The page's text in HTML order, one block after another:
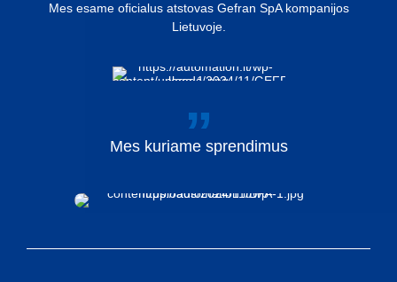
Mes esame oficialus atstovas Gefran SpA kompanijos
Lietuvoje.
Mes kuriame sprendimus